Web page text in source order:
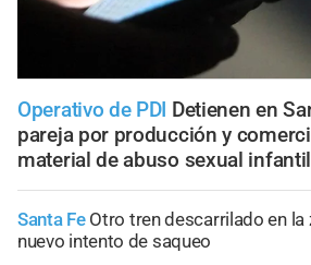
Operativo de PDI Detienen en
pareja por producción y
material de abuso sexual infantil
Santa Fe Otro tren descarrilado en la
nuevo intento de saqueo